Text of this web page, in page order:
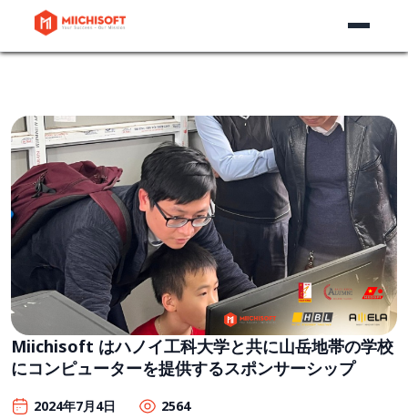
Miichisoft はハノイ工科大学と共に山岳地帯の学校
にコンピューターを提供するスポンサーシップ
2024年7月4日 2564